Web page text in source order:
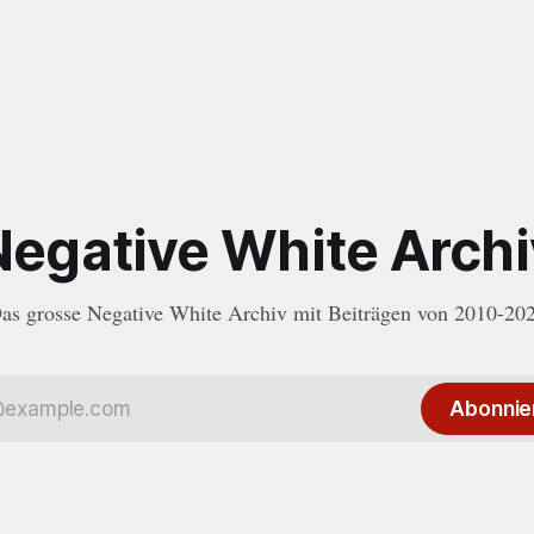
White
grosse Negative White Archiv mit Beiträgen von 2010-